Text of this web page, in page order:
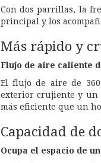
Con dos parrillas, la
principal y los
Más rápido y
Flujo de aire caliente
El flujo de aire de
exterior crujiente y un
más eficiente que un
Capacidad de
Ocupa el espacio de